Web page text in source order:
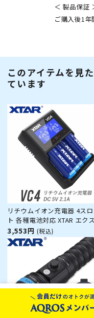
＜ 製品保証
ご購入後1年
このアイテムを見
ています
リチウムイオン充電器 4スロ
ト 各種電池対応 XTAR エク
ー VC4 ディスプレイ付 USB式
ACアダプター対応 高速充電
【バッテリー別売】
3,553円 (税込)
カートボ